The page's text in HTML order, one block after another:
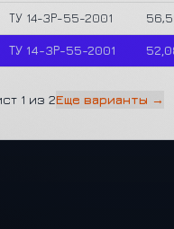
ТУ 14-3Р-55-2001
ТУ 14-3Р-55-2001
1 из 2Еще варианты →